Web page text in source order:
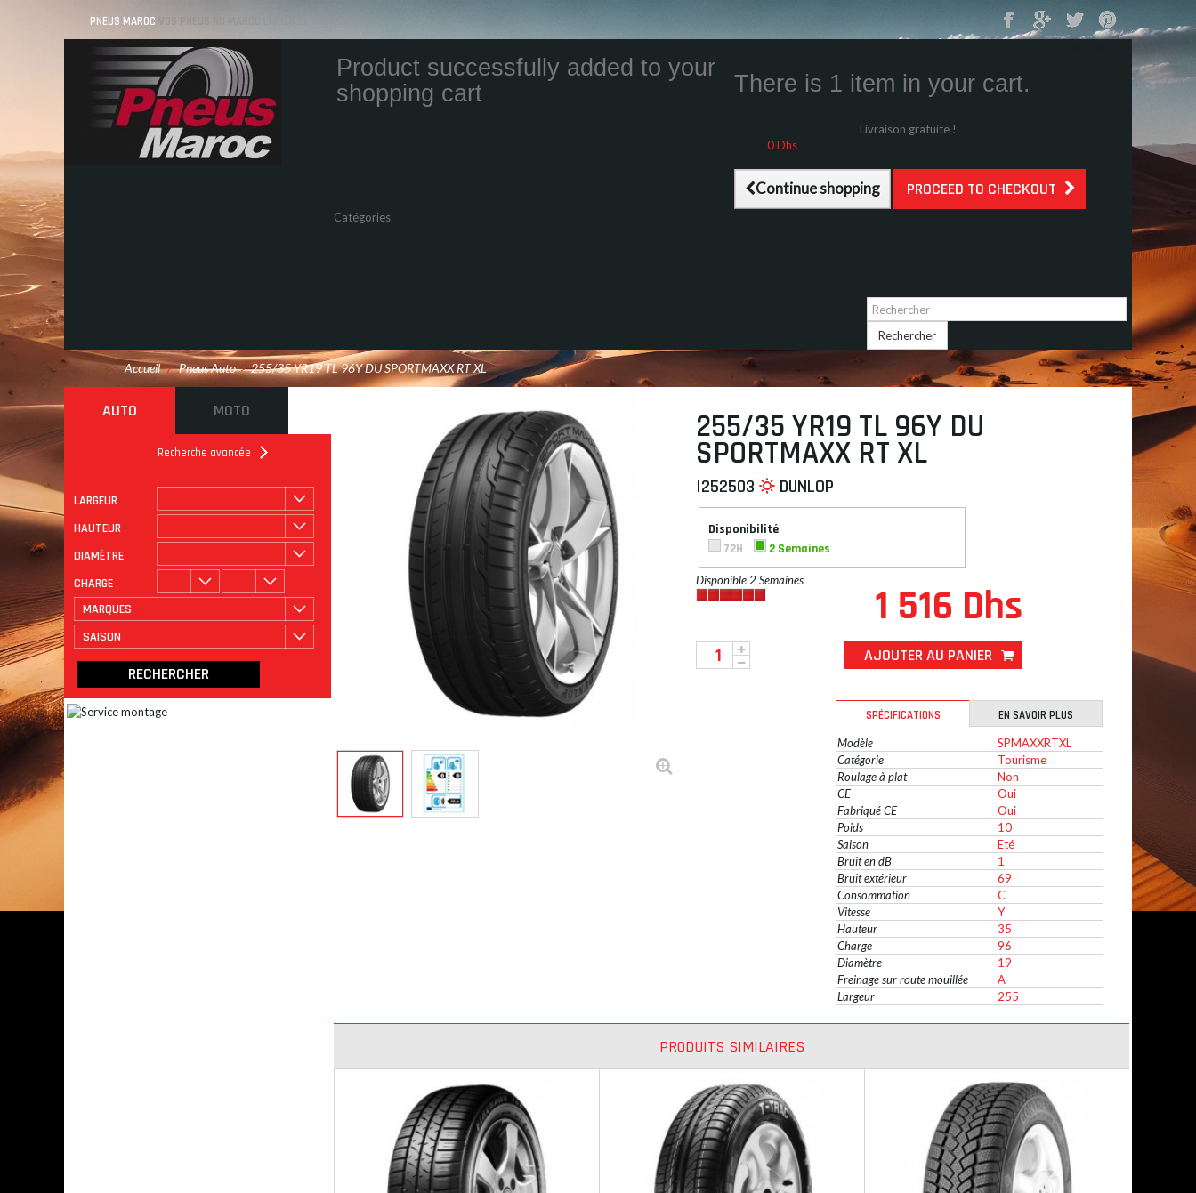
PNEUS MAROC VOS PNEUS AU MAROC LIVRÉS ET MONTÉS
Product successfully added to your
shopping cart
There is 1 item in your cart.
Livraison gratuite !
0 Dhs
Continue shopping PROCEED TO CHECKOUT
Catégories
Rechercher
Accueil / Pneus Auto > 255/35 YR19 TL 96Y DU SPORTMAXX RT XL
AUTO MOTO
Recherche avancée
LARGEUR
HAUTEUR
DIAMÈTRE
CHARGE
MARQUES
SAISON
ROULAGE À PLAT
255/35 YR19 TL 96Y DU
SPORTMAXX RT XL
I252503 DUNLOP
Disponibilité
72H
2 Semaines
Disponible 2 Semaines
1 516 Dhs
AJOUTER AU PANIER
SPÉCIFICATIONS
EN SAVOIR PLUS
Modèle
SPMAXXRTXL
Catégorie
Tourisme
Roulage à plat
Non
CE
Oui
Fabriqué CE
Oui
Poids
10
Saison
Eté
Bruit en dB
1
Bruit extérieur
69
Consommation
C
Vitesse
Y
Hauteur
35
Charge
96
Diamètre
19
Freinage sur route mouillée
A
Largeur
255
PRODUITS SIMILAIRES